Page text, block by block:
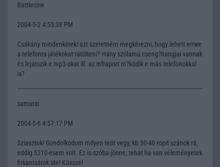
Battlecow
2004-5-2 4:55:38 PM
Csákány mindenkinek! azt szeretném megkérezni, hogy lehett errwe
a telefonra játékokat rátölteni? Hány szólamú cseng?hangjai vannak
és lejátszik e mp3-akat ill. az infraport m?ködik e más telefonokkal
is?
samurai
2004-5-6 4:57:17 PM
Sziasztok! Gondolkodom milyen teót vegy, kb 30-40 ropit szánok rá,
eddig 5210-esem volt. Ez is szóba jönne, tehát ha van véleményetek
firkantsátok ide! Kössze!